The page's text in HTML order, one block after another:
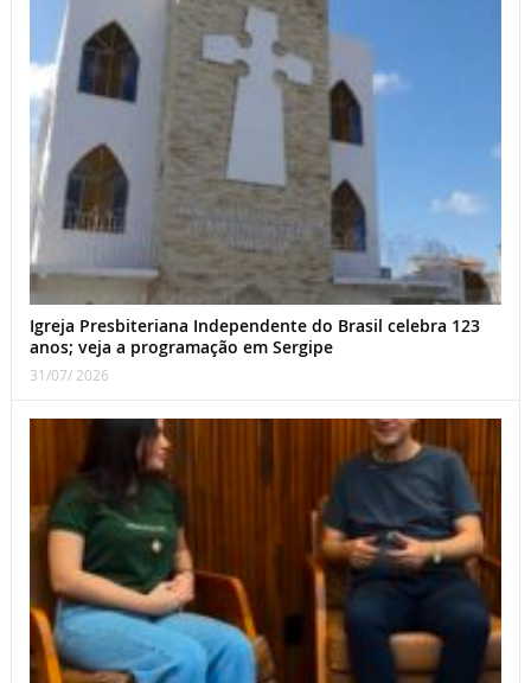
Igreja Presbiteriana Independente do Brasil celebra 123
anos; veja a programação em Sergipe
31/07/ 2026